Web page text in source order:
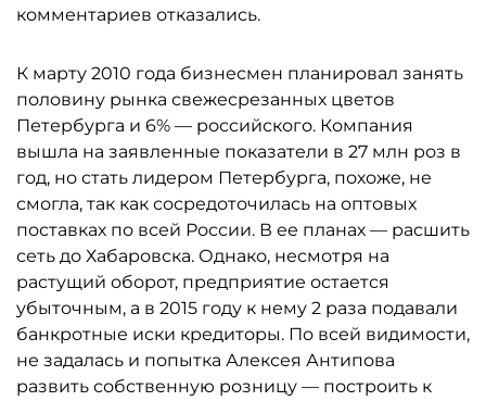
комментариев отказались.
К марту 2010 года бизнесмен планировал занять
половину рынка свежесрезанных цветов
Петербурга и 6% — российского. Компания
вышла на заявленные показатели в 27 млн роз в
год, но стать лидером Петербурга, похоже, не
смогла, так как сосредоточилась на оптовых
поставках по всей России. В ее планах — расшить
сеть до Хабаровска. Однако, несмотря на
растущий оборот, предприятие остается
убыточным, а в 2015 году к нему 2 раза подавали
банкротные иски кредиторы. По всей видимости,
не задалась и попытка Алексея Антипова
развить собственную розницу — построить к